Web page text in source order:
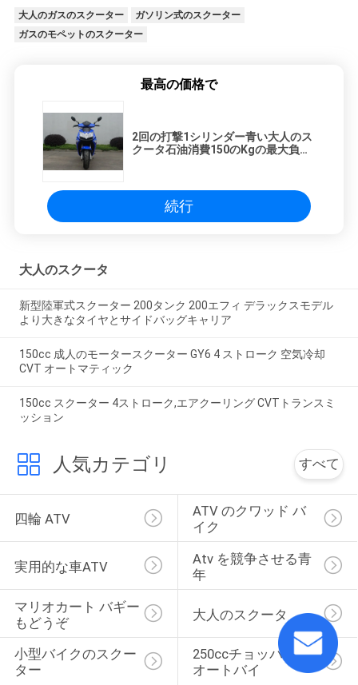
大人のガスのスクーター
ガソリン式のスクーター
ガスのモペットのスクーター
最高の価格で
2回の打撃1シリンダー青い大人のス
クータ石油消費150のKgの最大負荷
続行
大人のスクータ
新型陸軍式スクーター 200タンク 200エフィ デラックスモデル
より大きなタイヤとサイドバッグキャリア
150cc 成人のモータースクーター GY6 4 ストローク 空気冷却
CVT オートマティック
150cc スクーター 4ストローク,エアクーリング CVTトランスミ
ッション
人気カテゴリ すべて
四輪 ATV
ATV のクワッド バ
イク
実用的な車ATV
Atv を競争させる青
年
マリオカート バギー
もどうぞ
大人のスクータ
小型バイクのスクー
ター
250ccチョッパーの
オートバイ